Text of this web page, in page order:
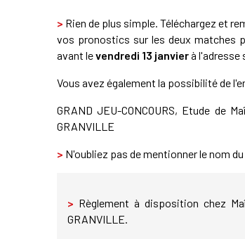
> Rien de plus simple. Téléchargez et
vos pronostics sur les deux matches
avant levendredi 13 janvierà l'adresse
Vous avez également la possibilité de
GRAND JEU-CONCOURS, Etude de
GRANVILLE
> N'oubliez pas de mentionner le nom
> Règlement à disposition chez
GRANVILLE.